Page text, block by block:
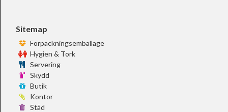
Sitemap
Förpackningsemballage
Hygien & Tork
Servering
Skydd
Butik
Kontor
Städ